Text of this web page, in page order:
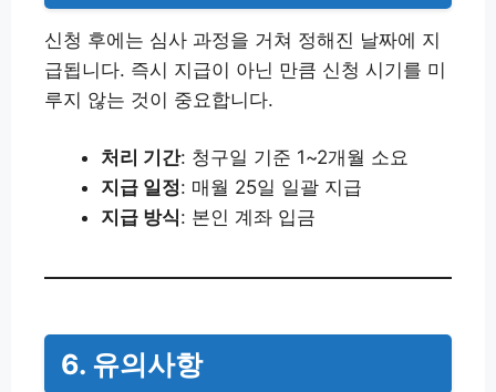
신청 후에는 심사 과정을 거쳐 정해진 날짜에 지
급됩니다. 즉시 지급이 아닌 만큼 신청 시기를 미
루지 않는 것이 중요합니다.
처리 기간: 청구일 기준 1~2개월 소요
지급 일정: 매월 25일 일괄 지급
지급 방식: 본인 계좌 입금
6. 유의사항